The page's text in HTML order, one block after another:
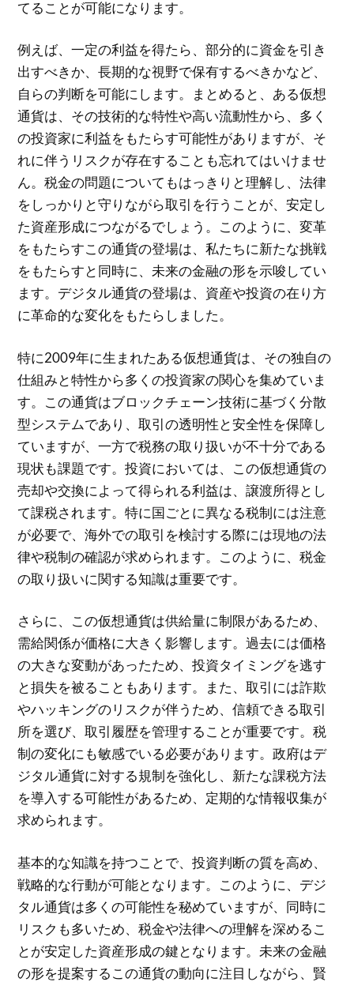
てることが可能になります。
例えば、一定の利益を得たら、部分的に資金を引き
出すべきか、長期的な視野で保有するべきかなど、
自らの判断を可能にします。まとめると、ある仮想
通貨は、その技術的な特性や高い流動性から、多く
の投資家に利益をもたらす可能性がありますが、そ
れに伴うリスクが存在することも忘れてはいけませ
ん。税金の問題についてもはっきりと理解し、法律
をしっかりと守りながら取引を行うことが、安定し
た資産形成につながるでしょう。このように、変革
をもたらすこの通貨の登場は、私たちに新たな挑戦
をもたらすと同時に、未来の金融の形を示唆してい
ます。デジタル通貨の登場は、資産や投資の在り方
に革命的な変化をもたらしました。
特に2009年に生まれたある仮想通貨は、その独自の
仕組みと特性から多くの投資家の関心を集めていま
す。この通貨はブロックチェーン技術に基づく分散
型システムであり、取引の透明性と安全性を保障し
ていますが、一方で税務の取り扱いが不十分である
現状も課題です。投資においては、この仮想通貨の
売却や交換によって得られる利益は、譲渡所得とし
て課税されます。特に国ごとに異なる税制には注意
が必要で、海外での取引を検討する際には現地の法
律や税制の確認が求められます。このように、税金
の取り扱いに関する知識は重要です。
さらに、この仮想通貨は供給量に制限があるため、
需給関係が価格に大きく影響します。過去には価格
の大きな変動があったため、投資タイミングを逃す
と損失を被ることもあります。また、取引には詐欺
やハッキングのリスクが伴うため、信頼できる取引
所を選び、取引履歴を管理することが重要です。税
制の変化にも敏感でいる必要があります。政府はデ
ジタル通貨に対する規制を強化し、新たな課税方法
を導入する可能性があるため、定期的な情報収集が
求められます。
基本的な知識を持つことで、投資判断の質を高め、
戦略的な行動が可能となります。このように、デジ
タル通貨は多くの可能性を秘めていますが、同時に
リスクも多いため、税金や法律への理解を深めるこ
とが安定した資産形成の鍵となります。未来の金融
の形を提案するこの通貨の動向に注目しながら、賢